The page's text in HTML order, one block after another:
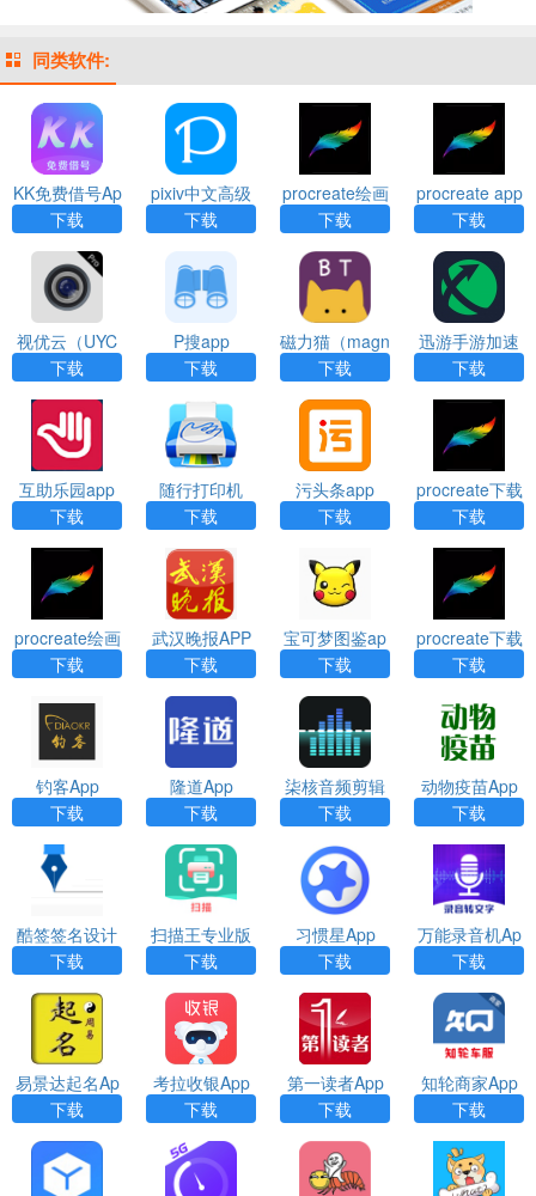
同类软件:
KK免费借号Ap
p
下载
pixiv中文高级
下载
procreate绘画
下载免费版ap
p
下载
procreate app
安装
下载
视优云（UYC
Pro）app
下载
P搜app
下载
磁力猫（magn
et cat）app
下载
迅游手游加速
器（XY Game
Booster）App
下载
互助乐园app
下载
随行打印机
（PrintHand P
remium）app
下载
污头条app
下载
procreate下载
官方版app
下载
procreate绘画
下载官方版ap
p
下载
武汉晚报APP
下载
下载
宝可梦图鉴ap
p
下载
procreate下载
正版免费app
下载
钓客App
下载
隆道App
下载
柒核音频剪辑
器App
下载
动物疫苗App
下载
酷签签名设计
App
下载
扫描王专业版
App
下载
习惯星App
下载
万能录音机Ap
p
下载
易景达起名Ap
p
下载
考拉收银App
下载
第一读者App
下载
知轮商家App
下载